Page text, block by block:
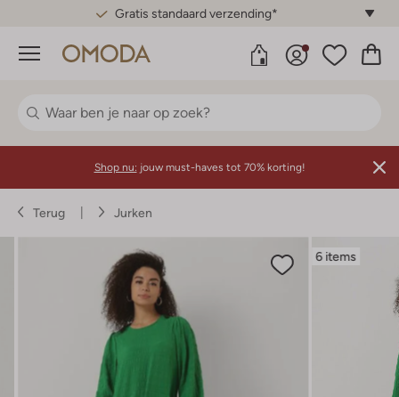
Gratis standaard verzending*
Menu
Shop nu: jouw must-haves tot 70% korting!
Terug Jurken
6 items